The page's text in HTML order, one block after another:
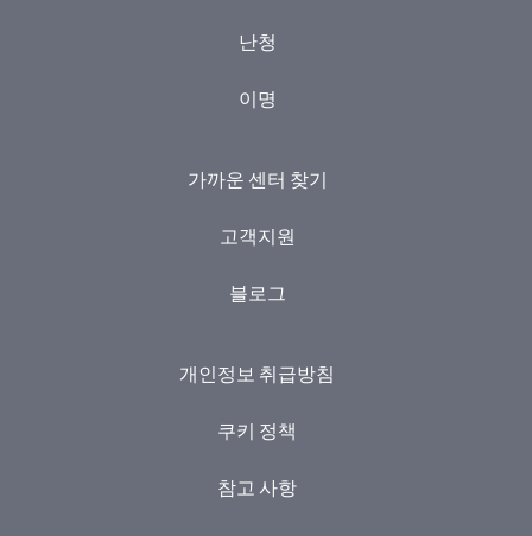
난청
이명
가까운 센터 찾기
고객지원
블로그
개인정보 취급방침
쿠키 정책
참고 사항